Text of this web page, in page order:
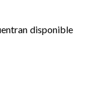
disponible